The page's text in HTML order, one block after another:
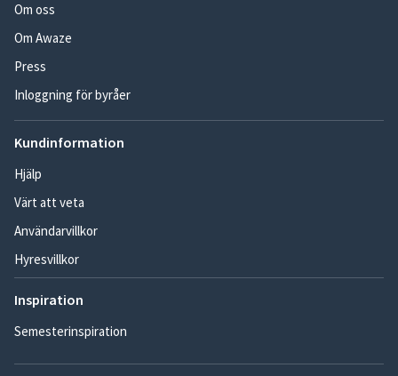
Om oss
Om Awaze
Press
Inloggning för byråer
Kundinformation
Hjälp
Värt att veta
Användarvillkor
Hyresvillkor
Inspiration
Semesterinspiration